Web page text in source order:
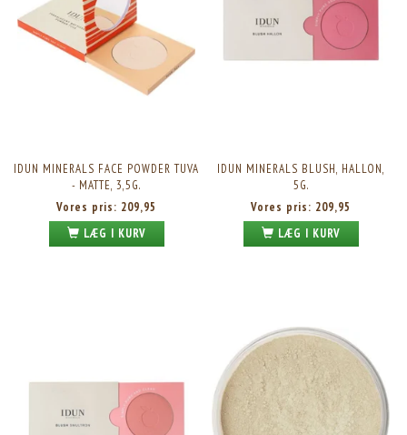
IDUN MINERALS FACE POWDER TUVA
- MATTE, 3,5G.
Vores pris: 209,95
LÆG I KURV
IDUN MINERALS BLUSH, HALLON,
5G.
Vores pris: 209,95
LÆG I KURV